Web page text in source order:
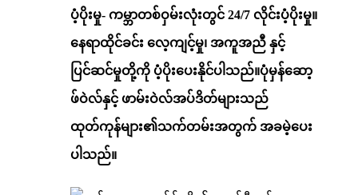
ပံ့ပိုးမှု- ကမ္ဘာတစ်ဝှမ်းလုံးတွင် 24/7 လိုင်းပံ့ပိုးမှု။
နေရာထိုင်ခင်း လေ့ကျင့်မှု၊ အကူအညီ နှင့်
ပြင်ဆင်မှုတို့ကို ပံ့ပိုးပေးနိုင်ပါသည်။ပုံမှန်ဆော့
ဖ်ဝဲလ်နှင့် ဖာမ်းဝဲလ်အပ်ဒိတ်များသည်
ထုတ်ကုန်များ၏သက်တမ်းအတွက် အခမဲ့ပေး
ပါသည်။